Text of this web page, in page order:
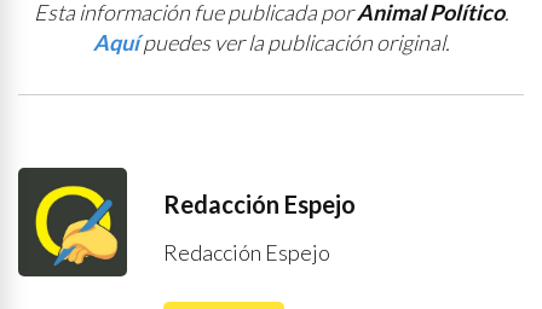
Esta información fue publicada porAnimal Político.
Aquípuedes ver la publicación original.
Redacción Espejo
Redacción Espejo